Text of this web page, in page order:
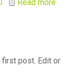
Read more
post. Edit or